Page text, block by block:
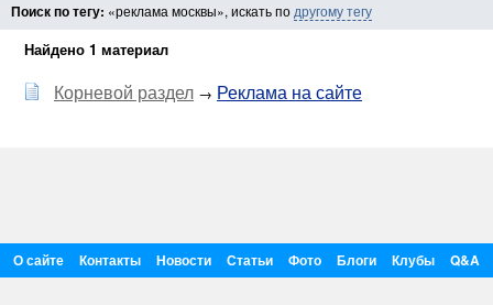
Поиск по тегу: «реклама москвы», искать по другому тегу
Найдено 1 материал
Корневой раздел → Реклама на сайте
О сайте Контакты Новости Статьи Фото Блоги Клубы Q&A